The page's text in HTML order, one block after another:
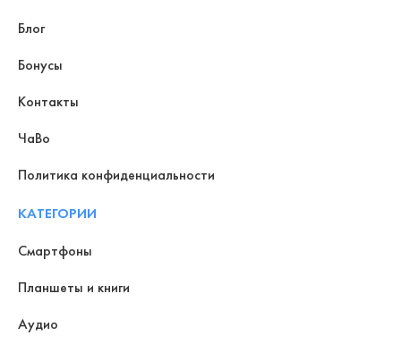
Блог
Бонусы
Контакты
ЧаВо
Политика конфиденциальности
КАТЕГОРИИ
Смартфоны
Планшеты и книги
Аудио